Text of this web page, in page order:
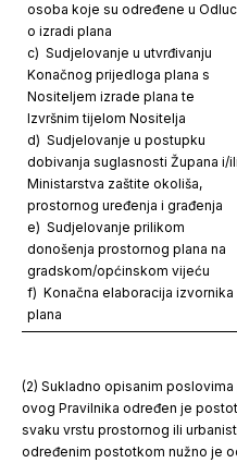
osoba koje su određene u
o izradi plana
c) Sudjelovanje u utvrđivanju
Konačnog prijedloga plana s
Nositeljem izrade plana te
Izvršnim tijelom Nositelja
d) Sudjelovanje u postupku
dobivanja suglasnosti Župana i/ili
Ministarstva zaštite okoliša,
prostornog uređenja i građenja
e) Sudjelovanje prilikom
donošenja prostornog plana na
gradskom/općinskom vijeću
f) Konačna elaboracija izvornika
plana
(2) Sukladno opisanim
ovog Pravilnika određen je
svaku vrstu prostornog ili
određenim postotkom nužno je